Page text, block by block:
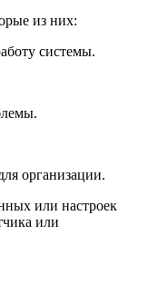
из них:
системы.
организации.
или настроек
или